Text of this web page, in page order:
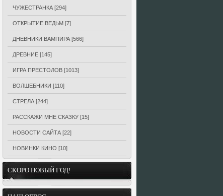
ЧУЖЕСТРАНКА [294]
ОТКРЫТИЕ ВЕДЬМ [7]
ДНЕВНИКИ ВАМПИРА [566]
ДРЕВНИЕ [145]
ИГРА ПРЕСТОЛОВ [1013]
ВОЛШЕБНИКИ [110]
СТРЕЛА [244]
РАССКАЖИ МНЕ СКАЗКУ [15]
НОВОСТИ САЙТА [22]
НОВИНКИ КИНО [10]
СКОРО НОВЫЙ ГОД!